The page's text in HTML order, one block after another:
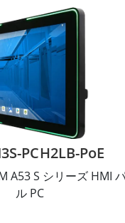
PCH2LB-PoE
A53 S シリーズ HMI
ル PC